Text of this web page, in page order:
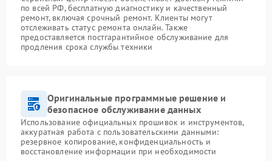
по всей РФ, бесплатную диагностику и качественный
ремонт, включая срочный ремонт. Клиенты могут
отслеживать статус ремонта онлайн. Также
предоставляется постгарантийное обслуживание для
продления срока службы техники
Оригинальные программные решение и
безопасное обслуживание данных
Использование официальных прошивок и инструментов,
аккуратная работа с пользовательскими данными:
резервное копирование, конфиденциальность и
восстановление информации при необходимости